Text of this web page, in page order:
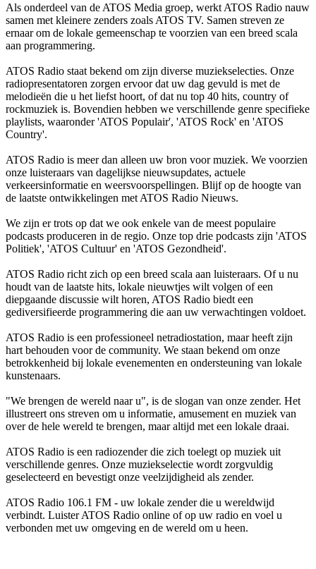
Als onderdeel van de ATOS Media groep, werkt ATOS Radio nauw
samen met kleinere zenders zoals ATOS TV. Samen streven ze
ernaar om de lokale gemeenschap te voorzien van een breed scala
aan programmering.
ATOS Radio staat bekend om zijn diverse muziekselecties. Onze
radiopresentatoren zorgen ervoor dat uw dag gevuld is met de
melodieën die u het liefst hoort, of dat nu top 40 hits, country of
rockmuziek is. Bovendien hebben we verschillende genre specifieke
playlists, waaronder 'ATOS Populair', 'ATOS Rock' en 'ATOS
Country'.
ATOS Radio is meer dan alleen uw bron voor muziek. We voorzien
onze luisteraars van dagelijkse nieuwsupdates, actuele
verkeersinformatie en weersvoorspellingen. Blijf op de hoogte van
de laatste ontwikkelingen met ATOS Radio Nieuws.
We zijn er trots op dat we ook enkele van de meest populaire
podcasts produceren in de regio. Onze top drie podcasts zijn 'ATOS
Politiek', 'ATOS Cultuur' en 'ATOS Gezondheid'.
ATOS Radio richt zich op een breed scala aan luisteraars. Of u nu
houdt van de laatste hits, lokale nieuwtjes wilt volgen of een
diepgaande discussie wilt horen, ATOS Radio biedt een
gediversifieerde programmering die aan uw verwachtingen voldoet.
ATOS Radio is een professioneel netradiostation, maar heeft zijn
hart behouden voor de community. We staan bekend om onze
betrokkenheid bij lokale evenementen en ondersteuning van lokale
kunstenaars.
"We brengen de wereld naar u", is de slogan van onze zender. Het
illustreert ons streven om u informatie, amusement en muziek van
over de hele wereld te brengen, maar altijd met een lokale draai.
ATOS Radio is een radiozender die zich toelegt op muziek uit
verschillende genres. Onze muziekselectie wordt zorgvuldig
geselecteerd en bevestigt onze veelzijdigheid als zender.
ATOS Radio 106.1 FM - uw lokale zender die u wereldwijd
verbindt. Luister ATOS Radio online of op uw radio en voel u
verbonden met uw omgeving en de wereld om u heen.